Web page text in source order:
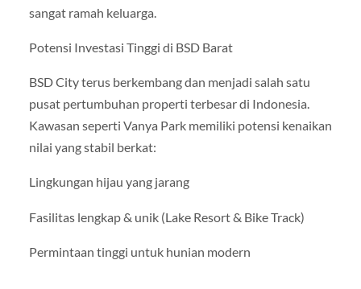
sangat ramah keluarga.
Potensi Investasi Tinggi di BSD Barat
BSD City terus berkembang dan menjadi salah satu
pusat pertumbuhan properti terbesar di Indonesia.
Kawasan seperti Vanya Park memiliki potensi kenaikan
nilai yang stabil berkat:
Lingkungan hijau yang jarang
Fasilitas lengkap & unik (Lake Resort & Bike Track)
Permintaan tinggi untuk hunian modern